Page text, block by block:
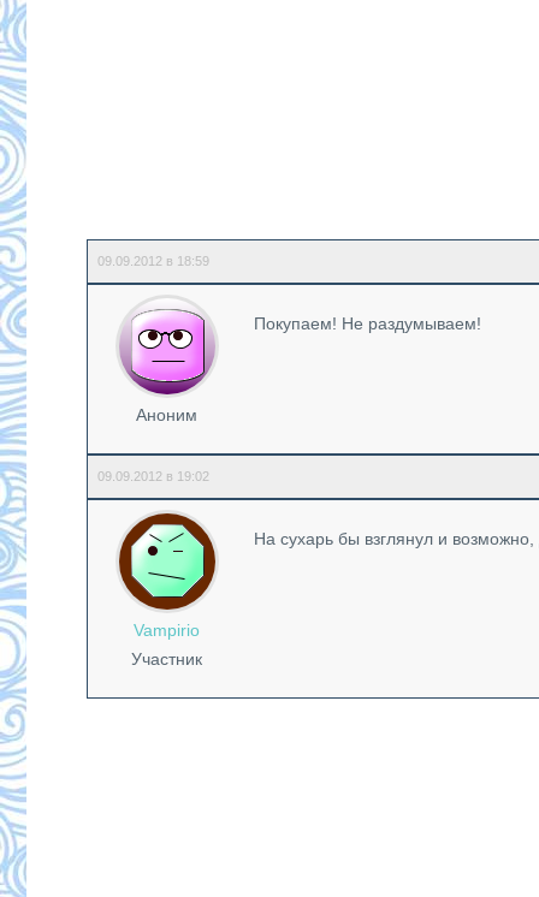
09.09.2012 в 18:59
Аноним
Покупаем! Не раздумываем!
09.09.2012 в 19:02
Vampirio
Участник
На сухарь бы взглянул и